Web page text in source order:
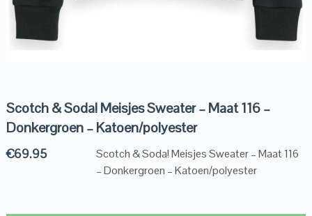
Scotch & Soda! Meisjes Sweater – Maat 116 –
Donkergroen – Katoen/polyester
€69.95
Scotch & Soda! Meisjes Sweater – Maat 116
– Donkergroen – Katoen/polyester